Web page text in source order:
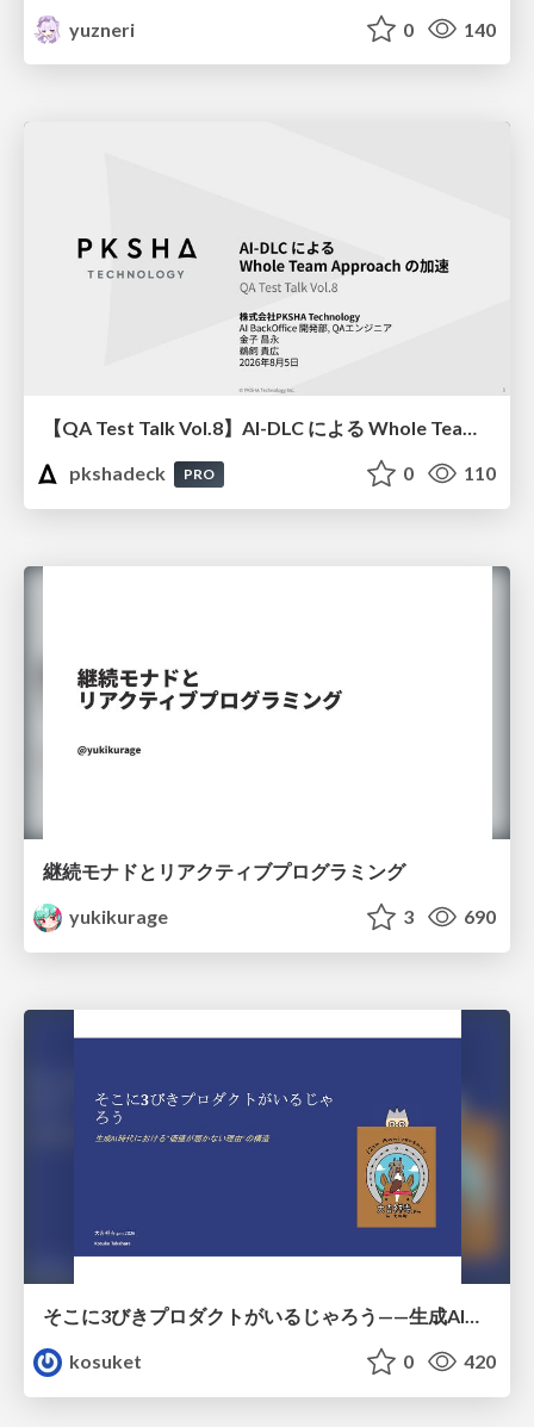
yuzneri
0 140
【QA Test Talk Vol.8】AI-DLC による Whole Team Approach の加速
pkshadeck
PRO 0 110
継続モナドとリアクティブプログラミング
yukikurage
3 690
kosuket
0 420